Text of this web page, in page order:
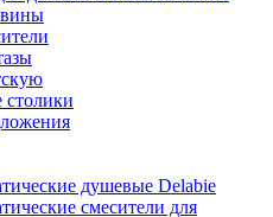
столики
душевые Delabie
смесители для